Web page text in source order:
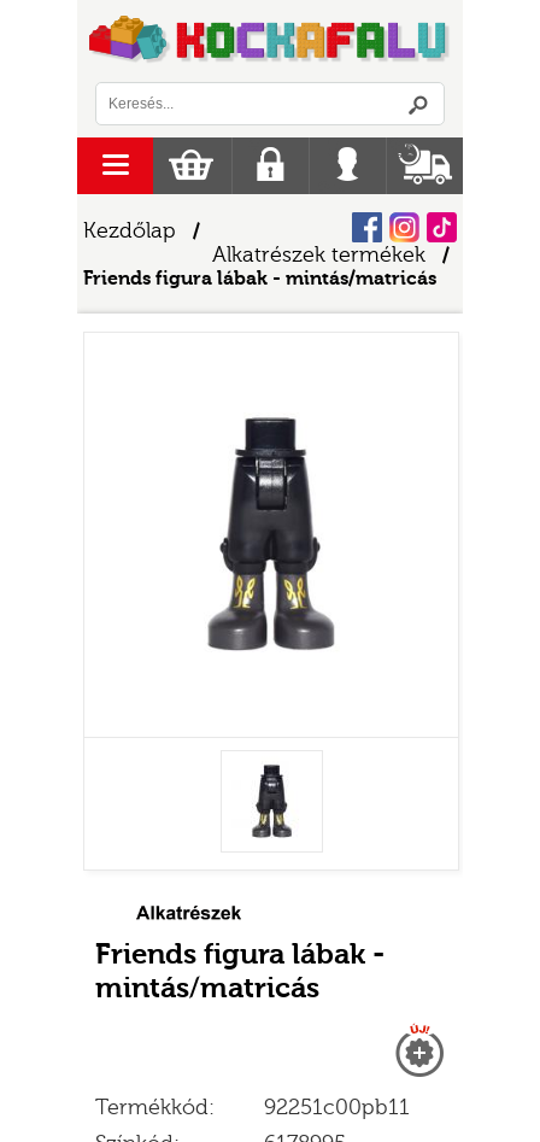
Kezdőlap /
Alkatrészek termékek
/
Friends figura lábak - mintás/matricás
Friends figura lábak -
mintás/matricás
Termékkód:
92251c00pb11